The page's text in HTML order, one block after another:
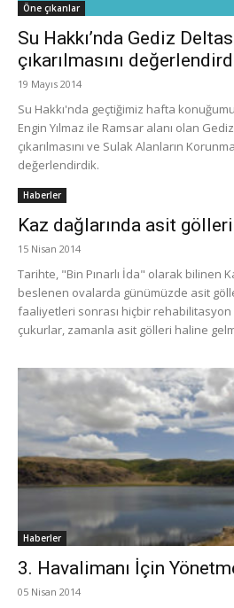
Öne çıkanlar
Su Hakkı’nda Gediz
çıkarılmasını
19 Mayıs 2014
Su Hakkı'nda geçtiğimiz hafta
Engin Yılmaz ile Ramsar alanı olan Gediz
çıkarılmasını ve Sulak Alanların
değerlendirdik.
Haberler
Kaz dağlarında asit
15 Nisan 2014
Tarihte, "Bin Pınarlı İda" olarak bilinen
beslenen ovalarda günümüzde asit
faaliyetleri sonrası hiçbir
çukurlar, zamanla asit gölleri haline
Haberler
3. Havalimanı İçin
05 Nisan 2014